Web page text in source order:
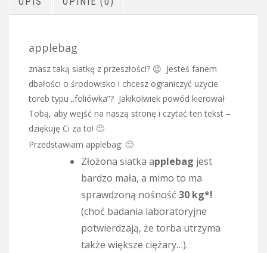
applebag
znasz taką siatkę z przeszłości? 😉 Jesteś fanem
dbałości o środowisko i chcesz ograniczyć użycie
toreb typu „foliówka”? Jakikolwiek powód kierował
Tobą, aby wejść na naszą stronę i czytać ten tekst –
dziękuję Ci za to! 🙂
Przedstawiam applebag: 🙂
Złożona siatka applebag jest
bardzo mała, a mimo to ma
sprawdzoną nośność 30 kg*!
(choć badania laboratoryjne
potwierdzają, że torba utrzyma
także większe ciężary…).